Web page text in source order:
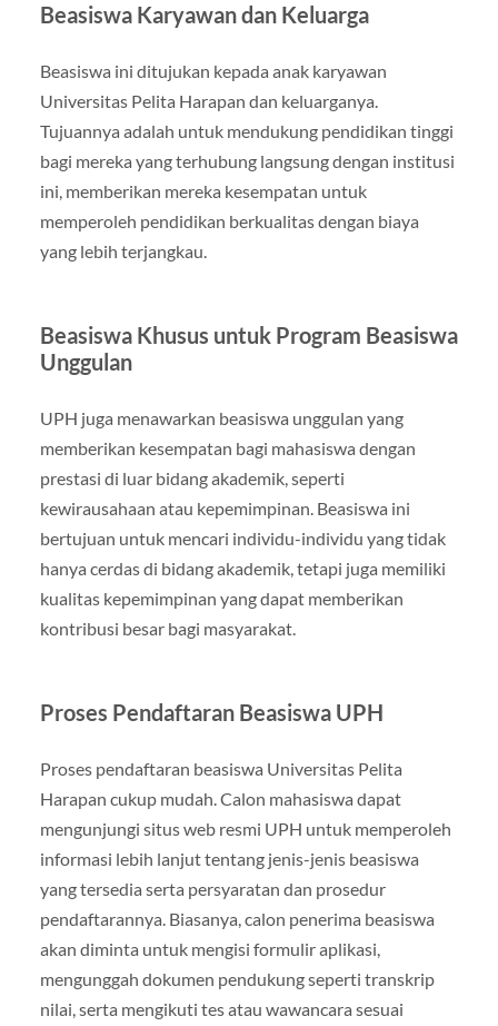
Beasiswa Karyawan dan Keluarga
Beasiswa ini ditujukan kepada anak karyawan
Universitas Pelita Harapan dan keluarganya.
Tujuannya adalah untuk mendukung pendidikan tinggi
bagi mereka yang terhubung langsung dengan institusi
ini, memberikan mereka kesempatan untuk
memperoleh pendidikan berkualitas dengan biaya
yang lebih terjangkau.
Beasiswa Khusus untuk Program Beasiswa
Unggulan
UPH juga menawarkan beasiswa unggulan yang
memberikan kesempatan bagi mahasiswa dengan
prestasi di luar bidang akademik, seperti
kewirausahaan atau kepemimpinan. Beasiswa ini
bertujuan untuk mencari individu-individu yang tidak
hanya cerdas di bidang akademik, tetapi juga memiliki
kualitas kepemimpinan yang dapat memberikan
kontribusi besar bagi masyarakat.
Proses Pendaftaran Beasiswa UPH
Proses pendaftaran beasiswa Universitas Pelita
Harapan cukup mudah. Calon mahasiswa dapat
mengunjungi situs web resmi UPH untuk memperoleh
informasi lebih lanjut tentang jenis-jenis beasiswa
yang tersedia serta persyaratan dan prosedur
pendaftarannya. Biasanya, calon penerima beasiswa
akan diminta untuk mengisi formulir aplikasi,
mengunggah dokumen pendukung seperti transkrip
nilai, serta mengikuti tes atau wawancara sesuai